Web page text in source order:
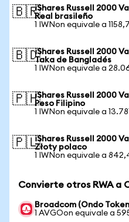
🇧🇷iShares Russell 2000
Real brasileño
1 IWNon equivale a
🇧🇩iShares Russell 2000
Taka de Bangladés
1 IWNon equivale a
🇵🇭iShares Russell 2000
Peso Filipino
1 IWNon equivale a
🇵🇱iShares Russell 2000
Złoty polaco
1 IWNon equivale a
Convierte otros RWA a
Broadcom (Ondo
1 AVGOon equivale a